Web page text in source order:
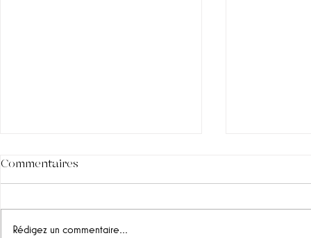
Commentaires
Rédigez un commentaire...